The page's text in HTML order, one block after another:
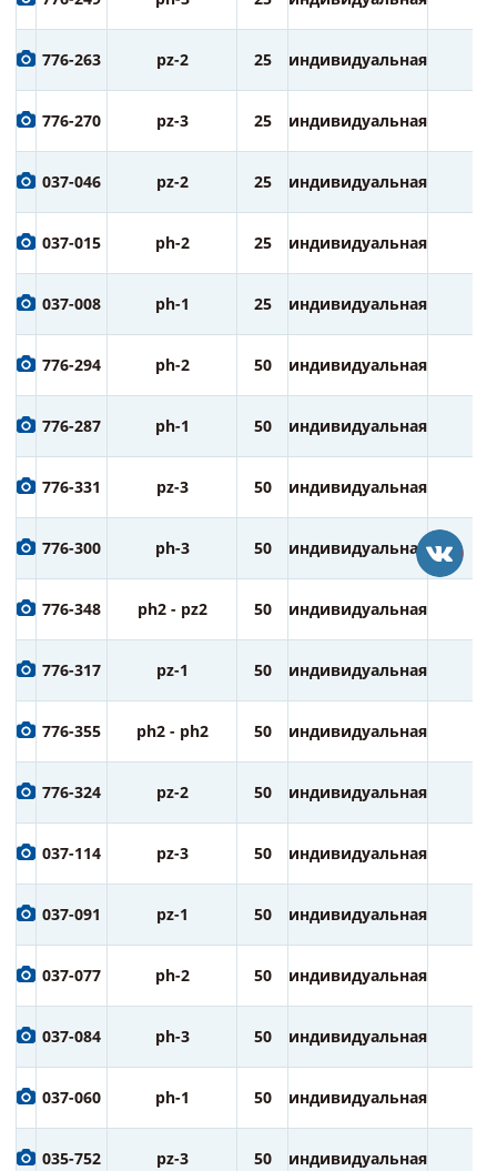
776-263 pz-2 25 индивидуальная
776-270 pz-3 25 индивидуальная
037-046 pz-2 25 индивидуальная
037-015 ph-2 25 индивидуальная
037-008 ph-1 25 индивидуальная
776-294 ph-2 50 индивидуальная
776-287 ph-1 50 индивидуальная
776-331 pz-3 50 индивидуальная
776-300 ph-3 50 индивидуальная
776-348 ph2 - pz2 50 индивидуальная
776-317 pz-1 50 индивидуальная
776-355 ph2 - ph2 50 индивидуальная
776-324 pz-2 50 индивидуальная
037-114 pz-3 50 индивидуальная
037-091 pz-1 50 индивидуальная
037-077 ph-2 50 индивидуальная
037-084 ph-3 50 индивидуальная
037-060 ph-1 50 индивидуальная
035-752 pz-3 50 индивидуальная